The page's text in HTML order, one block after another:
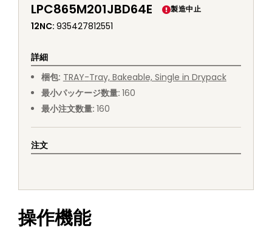
LPC865M201JBD64E 製造中止
12NC: 935427812551
詳細
梱包: TRAY-Tray, Bakeable, Single in Drypack
最小パッケージ数量: 160
最小注文数量: 160
注文
操作機能